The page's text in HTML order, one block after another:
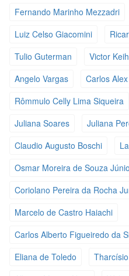
Fernando Marinho Mezzadri
Luiz Celso Giacomini
Tulio Guterman
Victor
Angelo Vargas
Carlos
Rômmulo Celly Lima Siqueira
Juliana Soares
Juliana
Claudio Augusto Boschi
Osmar Moreira de Souza
Coriolano Pereira da Rocha
Marcelo de Castro Haiachi
Carlos Alberto Figueiredo da
Eliana de Toledo